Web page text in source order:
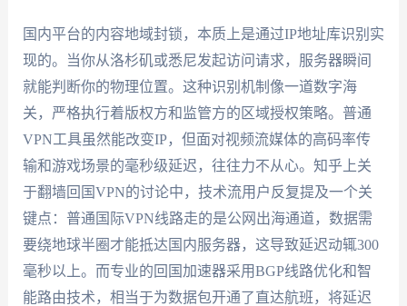
国内平台的内容地域封锁，本质上是通过IP地址库识别实
现的。当你从洛杉矶或悉尼发起访问请求，服务器瞬间
就能判断你的物理位置。这种识别机制像一道数字海
关，严格执行着版权方和监管方的区域授权策略。普通
VPN工具虽然能改变IP，但面对视频流媒体的高码率传
输和游戏场景的毫秒级延迟，往往力不从心。知乎上关
于翻墙回国VPN的讨论中，技术流用户反复提及一个关
键点：普通国际VPN线路走的是公网出海通道，数据需
要绕地球半圈才能抵达国内服务器，这导致延迟动辄300
毫秒以上。而专业的回国加速器采用BGP线路优化和智
能路由技术，相当于为数据包开通了直达航班，将延迟